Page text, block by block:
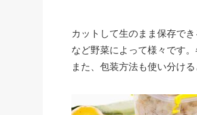
カットして生のまま保存で
など野菜によって様々です
また、包装方法も使い分け